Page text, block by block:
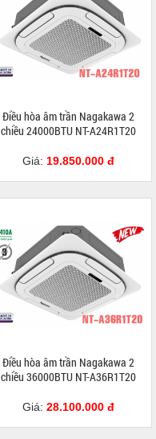
Điều hòa âm trần Nagakawa 2
chiều 24000BTU NT-A24R1T20
Giá: 19.850.000 đ
Điều hòa âm trần Nagakawa 2
chiều 36000BTU NT-A36R1T20
Giá: 28.100.000 đ